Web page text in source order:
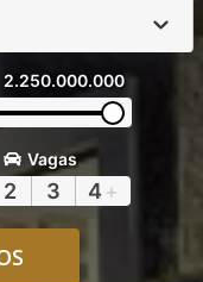
2.250.000.000
Vagas
2 3 4 +